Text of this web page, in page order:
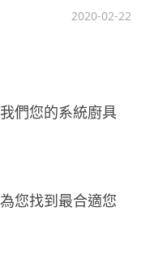
2020-02-22
們您的系統廚具
您找到最合適您